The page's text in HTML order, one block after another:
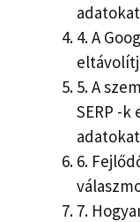
adatokat
4.A
5.A
SERP -
adatokat
6.
7.